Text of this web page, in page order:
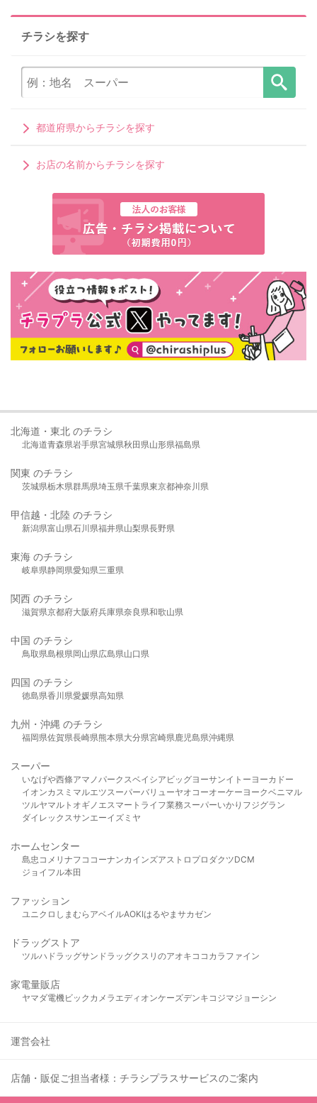
チラシを探す
都道府県からチラシを探す
お店の名前からチラシを探す
北海道・東北 のチラシ
北海道青森県岩手県宮城県秋田県山形県福島県
関東 のチラシ
茨城県栃木県群馬県埼玉県千葉県東京都神奈川県
甲信越・北陸 のチラシ
新潟県富山県石川県福井県山梨県長野県
東海 のチラシ
岐阜県静岡県愛知県三重県
関西 のチラシ
滋賀県京都府大阪府兵庫県奈良県和歌山県
中国 のチラシ
鳥取県島根県岡山県広島県山口県
四国 のチラシ
徳島県香川県愛媛県高知県
九州・沖縄 のチラシ
福岡県佐賀県長崎県熊本県大分県宮崎県鹿児島県沖縄県
スーパー
いなげや西條アマノパークスベイシア ビッグヨーサンイトーヨーカドー
イオンカスミ マルエツスーパーバリューヤオコーオーケー ヨークベニマル
ツルヤマルト オギノ エスマート ライフ業務スーパーいかり フジグラン
ダイレックスサンエーイズミヤ
ホームセンター
島忠 コメリ ナフコ コーナンカインズアストロプロダクツDCM
ジョイフル本田
ファッション
ユニクロ しまむら アベイルAOKIはるやま サカゼン
ドラッグストア
ツルハドラッグサンドラッグクスリのアオキ ココカラファイン
家電量販店
ヤマダ電機ビックカメラ エディオンケーズデンキ コジマジョーシン
運営会社
店舗・販促ご担当者様：チラシプラスサービスのご案内